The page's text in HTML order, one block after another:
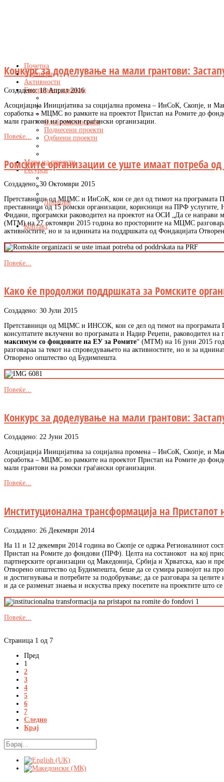
Почетна
Партнери
Активности
Генерирани проекти
Одобрени проекти
Поднесени проекти
Одбиени проекти
Мапа на проекти
Ресурси
Линкови
Контакт
Конкурс за доделување на мали грантови:
Создадено: 18 Април 2016
Асоцијација Иницијатива за социјална промена – ИнСоК, Скопје, и
соработка – МЦМС во рамките на проектот Пристап на Ромите до
мали грантови на ромски граѓански организации.
Повеќе...
Ромските организации се уште имаат потреба
Создадено: 30 Октомври 2015
Претставници од МЦМС и ИнСоК, кои се дел од тимот на програмата
преставници од 15 ромски организации, корисници на ПРФ услугите,
Фидани, програмски раководител на проектот на ОСИ „Да се направи
(МТМ) на 27 октомври 2015 година во просториите на МЦМС
активностите, но и за иднината на поддршката од Фондацијата
Повеќе...
Како ќе продолжи поддршката за Ромските
Создадено: 30 Јули 2015
Претставници од МЦМС и ИНСОК, кои се дел од тимот на програмата
консултатите вклучени во програмата и Надир Реџепи, раководител
максимум со фондовите на ЕУ за Ромите“ (МТМ) на 16 јуни 2015
разговараа за текот на спроведувањето на активностите, но и за
Отворено општество од Будимпешта.
Повеќе...
Конкурс за доделување на мали грантови:
Создадено: 22 Јуни 2015
Асоцијација Иницијатива за социјална промена – ИнСоК, Скопје, и
соработка – МЦМС во рамките на проектот Пристап на Ромите до
мали грантови на ромски граѓански организации.
Повеќе...
Институционална трансформација на
Создадено: 26 Декември 2014
На 11 и 12 декември 2014 година во Скопје се одржа Регионалниот
Пристап на Ромите до фондови (ПРФ). Целта на состанокот на кој
партнерските организации од Македонија, Србија и Хрватска, као и
Отворено општество од Будимпешта, беше да се сумира развојот на
и достигнувања и потребите за подобрување; да се разговара за
и да се разменат знаења и искуства преку посетите на проектите што
Повеќе...
Страница 1 од 7
Пред
1
2
3
4
5
6
7
Следно
Крај